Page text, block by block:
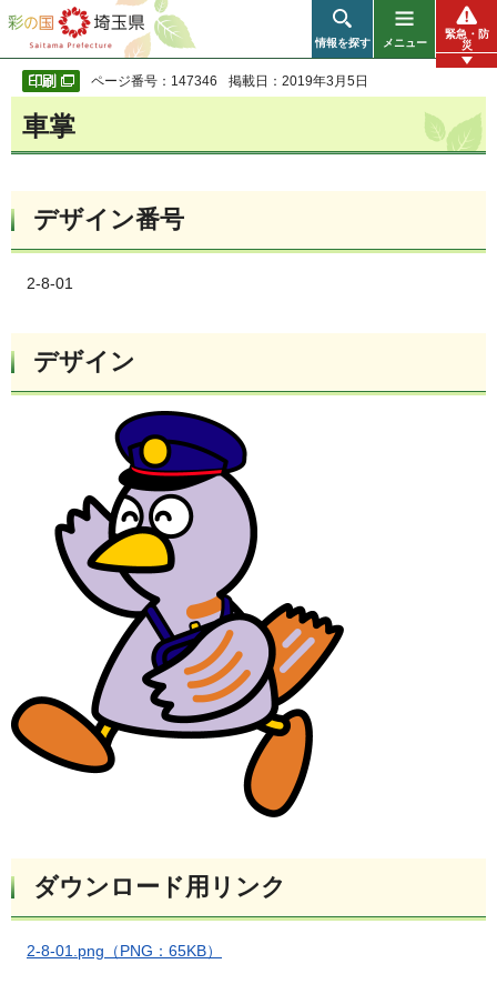
彩の国 埼玉県
情報を探す メニュー
緊急・防
災
ページ番号：147346 掲載日：2019年3月5日
車掌
デザイン番号
2-8-01
デザイン
ダウンロード用リンク
2-8-01.png（PNG：65KB）